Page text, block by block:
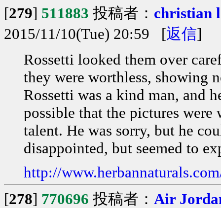
[279] 511883 投稿者： christian
2015/11/10(Tue) 20:59 [返信]
Rossetti looked them over
they were worthless, showing
Rossetti was a kind man, and
possible that the pictures
talent. He was sorry, but he
disappointed, but seemed to
http://
[278] 770696 投稿者： Air